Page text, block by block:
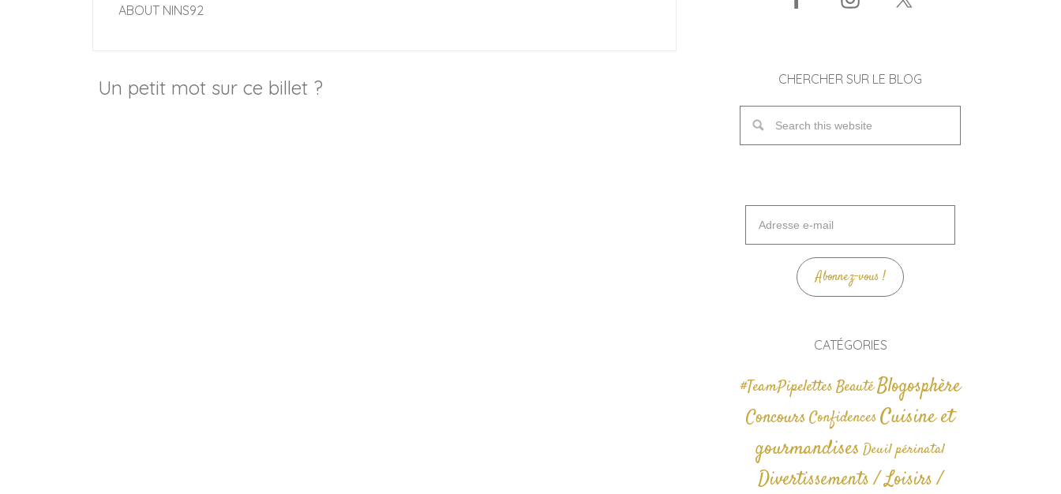
ABOUT NINS92
Un petit mot sur ce billet ? CHERCHER SUR LE BLOG
mail
Abonnez-vous !
CATÉGORIES
#TeamPipelettesBeautéBlogosphère
ConcoursConfidences Cuisine et
gourmandises Deuil périnatal
Divertissements / Loisirs /